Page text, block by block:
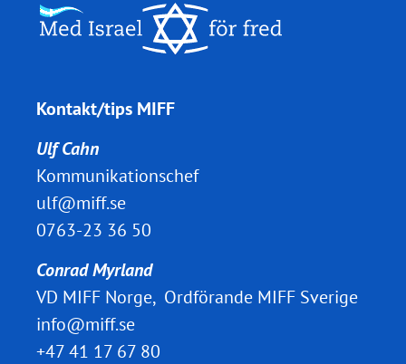
Kontakt/tips MIFF
Ulf Cahn
Kommunikationschef
ulf@miff.se
0763-23 36 50
Conrad Myrland
VD MIFF Norge, Ordförande MIFF Sverige
info@miff.se
+47 41 17 67 80